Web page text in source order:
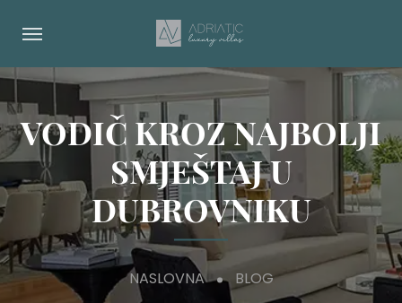
VODIČ KROZ NAJBOLJI
SMJEŠTAJ U
DUBROVNIKU
NASLOVNA BLOG